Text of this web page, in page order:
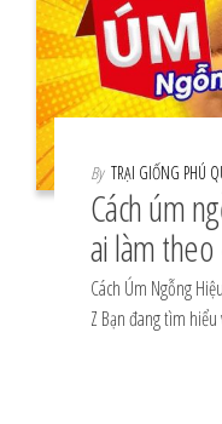
By TRẠI GIỐNG PHÚ
Cách úm
ai làm
Cách Úm Ngỗng
Z Bạn đang tìm